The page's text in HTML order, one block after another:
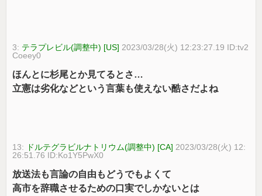
3: テラプレビル(調整中) [US] 2023/03/28(火) 12:23:27.19 ID:tv2
Coeey0
ほんとに杉尾とか見てるとさ…
立憲は劣化などという言葉も使えない酷さだよね
13: ドルテグラビルナトリウム(調整中) [CA] 2023/03/28(火) 12:
26:51.76 ID:Ko1Y5PwX0
放送法も言論の自由もどうでもよくて
高市を辞職させるための口実でしかないとは